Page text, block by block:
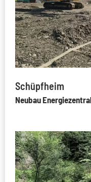
Schüpfheim
Neubau